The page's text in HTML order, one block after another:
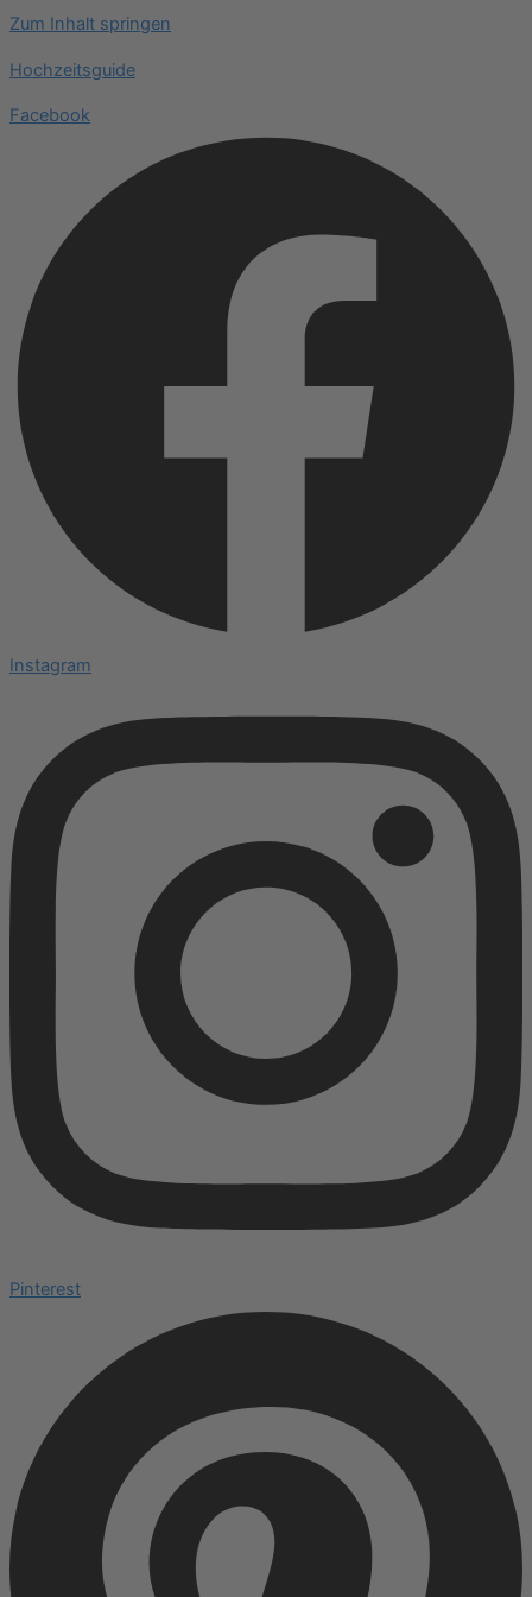
Zum Inhalt springen
Hochzeitsguide
Facebook
Instagram
Pinterest